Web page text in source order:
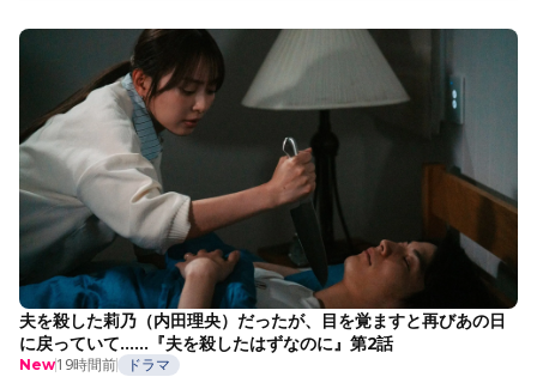
夫を殺した莉乃（内田理央）だったが、目を覚ますと再びあの日
に戻っていて……『夫を殺したはずなのに』第2話
New19時間前 ドラマ